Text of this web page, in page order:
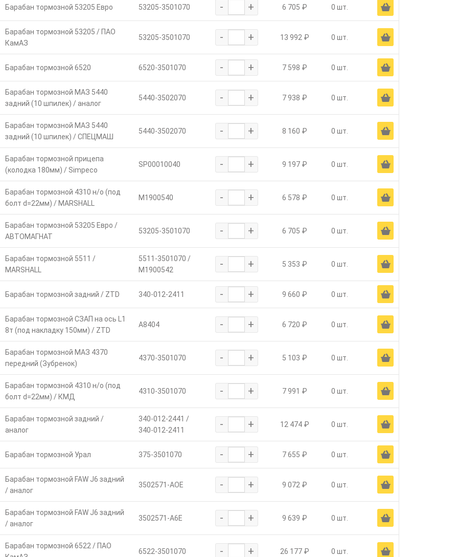
Барабан тормозной 53205 Евро 53205-3501070 - + 6 705 ₽ 0 шт. Ä
Барабан тормозной 53205 / ПАО
КамАЗ
53205-3501070 - + 13 992 ₽ 0 шт. Ä
Барабан тормозной 6520 6520-3501070 - + 7 598 ₽ 0 шт. Ä
Барабан тормозной МАЗ 5440
задний (10 шпилек) / аналог
5440-3502070 - + 7 938 ₽ 0 шт. Ä
Барабан тормозной МАЗ 5440
задний (10 шпилек) / СПЕЦМАШ
5440-3502070 - + 8 160 ₽ 0 шт. Ä
Барабан тормозной прицепа
(колодка 180мм) / Simpeco
SP00010040 - + 9 197 ₽ 0 шт. Ä
Барабан тормозной 4310 н/о (под
болт d=22мм) / MARSHALL
M1900540 - + 6 578 ₽ 0 шт. Ä
Барабан тормозной 53205 Евро /
АВТОМАГНАТ
53205-3501070 - + 6 705 ₽ 0 шт. Ä
Барабан тормозной 5511 /
MARSHALL
5511-3501070 /
M1900542
- + 5 353 ₽ 0 шт. Ä
Барабан тормозной задний / ZTD 340-012-2411 - + 9 660 ₽ 0 шт. Ä
Барабан тормозной СЗАП на ось L1
8т (под накладку 150мм) / ZTD
А8404 - + 6 720 ₽ 0 шт. Ä
Барабан тормозной МАЗ 4370
передний (Зубренок)
4370-3501070 - + 5 103 ₽ 0 шт. Ä
Барабан тормозной 4310 н/о (под
болт d=22мм) / КМД
4310-3501070 - + 7 991 ₽ 0 шт. Ä
Барабан тормозной задний /
аналог
340-012-2441 /
340-012-2411
- + 12 474 ₽ 0 шт. Ä
Барабан тормозной Урал 375-3501070 - + 7 655 ₽ 0 шт. Ä
Барабан тормозной FAW J6 задний
/ аналог
3502571-AOE - + 9 072 ₽ 0 шт. Ä
Барабан тормозной FAW J6 задний
/ аналог
3502571-A6E - + 9 639 ₽ 0 шт. Ä
Барабан тормозной 6522 / ПАО
6522-3501070 - + 26 177 ₽ 0 шт. Ä